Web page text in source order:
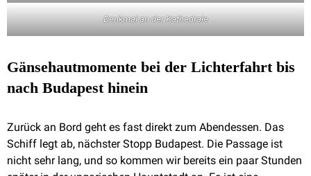
Denkmal an der Kathedrale
Gänsehautmomente bei der Lichterfahrt bis
nach Budapest hinein
Zurück an Bord geht es fast direkt zum Abendessen. Das
Schiff legt ab, nächster Stopp Budapest. Die Passage ist
nicht sehr lang, und so kommen wir bereits ein paar Stunden